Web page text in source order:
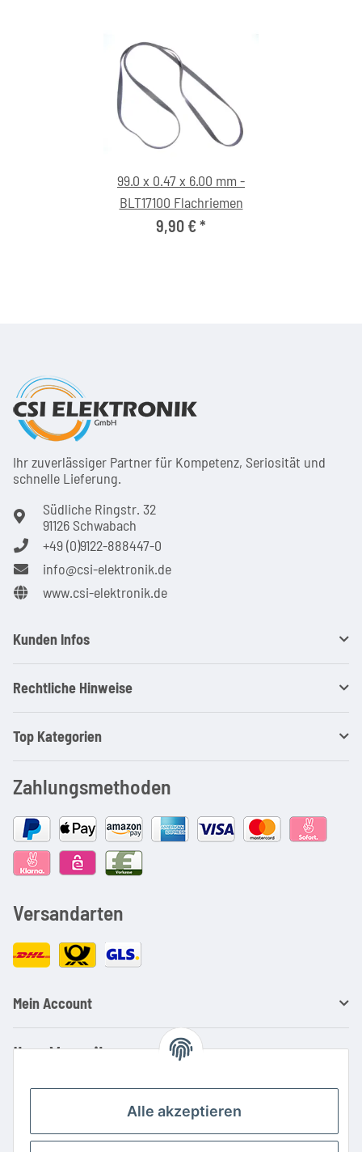
99.0 x 0.47 x 6.00 mm -
BLT17100 Flachriemen
9,90 €*
Ihr zuver­läs­siger Partner für Kom­pe­tenz, Seri­osi­tät und
schnel­le Lie­ferung.
Südliche Ringstr. 32
91126 Schwabach
+49 (0)9122-888447-0
info@csi-elektronik.de
www.csi-elektronik.de
Kunden Infos
Rechtliche Hinweise
Top Kategorien
Zahlungsmethoden
Versandarten
Mein Account
Ihre Vorteile
Kauf auf RechnungAlle akzeptieren